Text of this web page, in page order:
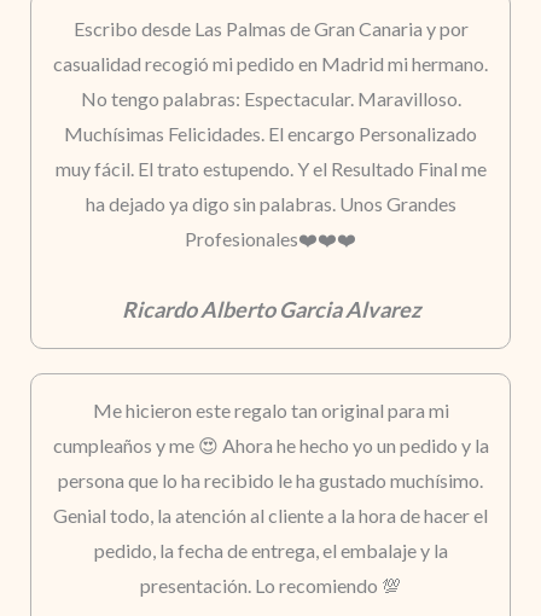
Escribo desde Las Palmas de Gran Canaria y por
casualidad recogió mi pedido en Madrid mi hermano.
No tengo palabras: Espectacular. Maravilloso.
Muchísimas Felicidades. El encargo Personalizado
muy fácil. El trato estupendo. Y el Resultado Final me
ha dejado ya digo sin palabras. Unos Grandes
Profesionales❤️❤️❤️
Ricardo Alberto Garcia Alvarez
Me hicieron este regalo tan original para mi
cumpleaños y me 😍 Ahora he hecho yo un pedido y la
persona que lo ha recibido le ha gustado muchísimo.
Genial todo, la atención al cliente a la hora de hacer el
pedido, la fecha de entrega, el embalaje y la
presentación. Lo recomiendo 💯